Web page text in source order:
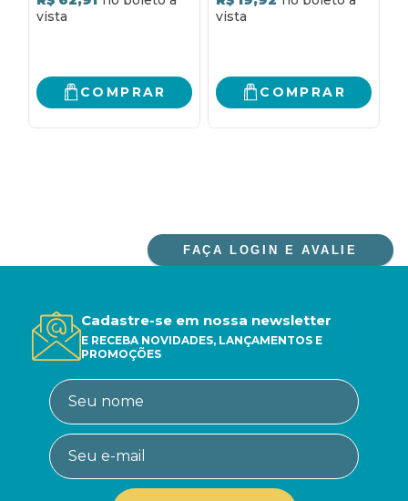
COMPRAR COMPRAR
FAÇA LOGIN E AVALIE
Cadastre-se em nossa newsletter
E RECEBA NOVIDADES, LANÇAMENTOS E
PROMOÇÕES